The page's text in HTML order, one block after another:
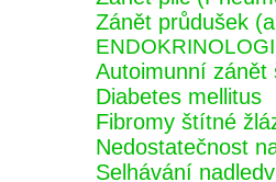
Zánět průdušek
Autoimunní zánět
Diabetes mellitus
Fibromy štítné
Nedostatečnost
Selhávání